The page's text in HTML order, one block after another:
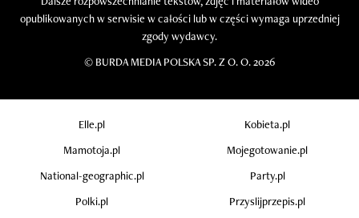
opublikowanych w serwisie w całości lub w części wymaga uprzedniej
zgody wydawcy.
© BURDA MEDIA POLSKA SP. Z O. O. 2026
Elle.pl
Kobieta.pl
Mamotoja.pl
Mojegotowanie.pl
National-geographic.pl
Party.pl
Polki.pl
Przyslijprzepis.pl